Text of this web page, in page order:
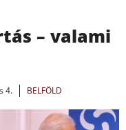
– valami
4. BELFÖLD